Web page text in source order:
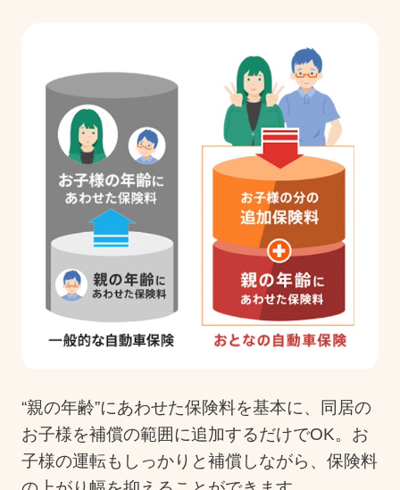
“親の年齢”にあわせた保険料を基本に、同居の
お子様を補償の範囲に追加するだけでOK。お
子様の運転もしっかりと補償しながら、保険料